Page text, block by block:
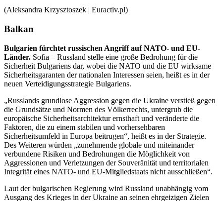
(Aleksandra Krzysztoszek | Euractiv.pl)
Balkan
Bulgarien fürchtet russischen Angriff auf NATO- und EU-
Länder. Sofia – Russland stelle eine große Bedrohung für die
Sicherheit Bulgariens dar, wobei die NATO und die EU wirksame
Sicherheitsgaranten der nationalen Interessen seien, heißt es in der
neuen Verteidigungsstrategie Bulgariens.
„Russlands grundlose Aggression gegen die Ukraine verstieß gegen
die Grundsätze und Normen des Völkerrechts, untergrub die
europäische Sicherheitsarchitektur ernsthaft und veränderte die
Faktoren, die zu einem stabilen und vorhersehbaren
Sicherheitsumfeld in Europa beitrugen“, heißt es in der Strategie.
Des Weiteren würden „zunehmende globale und miteinander
verbundene Risiken und Bedrohungen die Möglichkeit von
Aggressionen und Verletzungen der Souveränität und territorialen
Integrität eines NATO- und EU-Mitgliedstaats nicht ausschließen“.
Laut der bulgarischen Regierung wird Russland unabhängig vom
Ausgang des Krieges in der Ukraine an seinen ehrgeizigen Zielen